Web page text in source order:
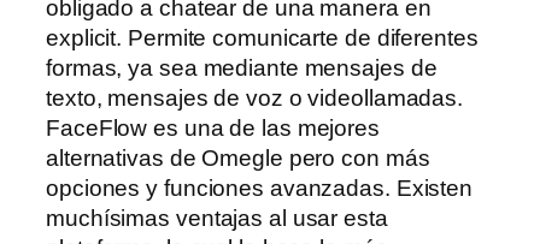
obligado a chatear de una manera en
explicit. Permite comunicarte de diferentes
formas, ya sea mediante mensajes de
texto, mensajes de voz o videollamadas.
FaceFlow es una de las mejores
alternativas de Omegle pero con más
opciones y funciones avanzadas. Existen
muchísimas ventajas al usar esta